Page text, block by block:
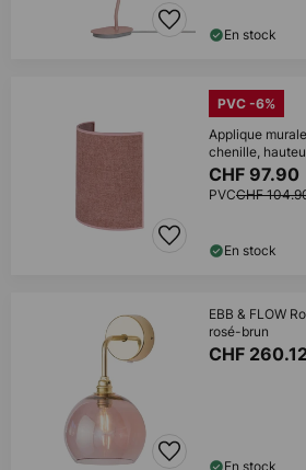
En stock
PVC -6%
Applique
chenille,
CHF 97.90
PVCCHF
En stock
EBB & FLOW
rosé-brun
CHF
En stock